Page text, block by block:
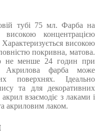
тубі 75 мл. Фарба на
концентрацією
Характеризується високою
покривна, матова.
не менше 24 годин при
фарба може
поверхнях. Ідеально
та для декоративних
взаємодіє з лаками і
акриловим лаком.